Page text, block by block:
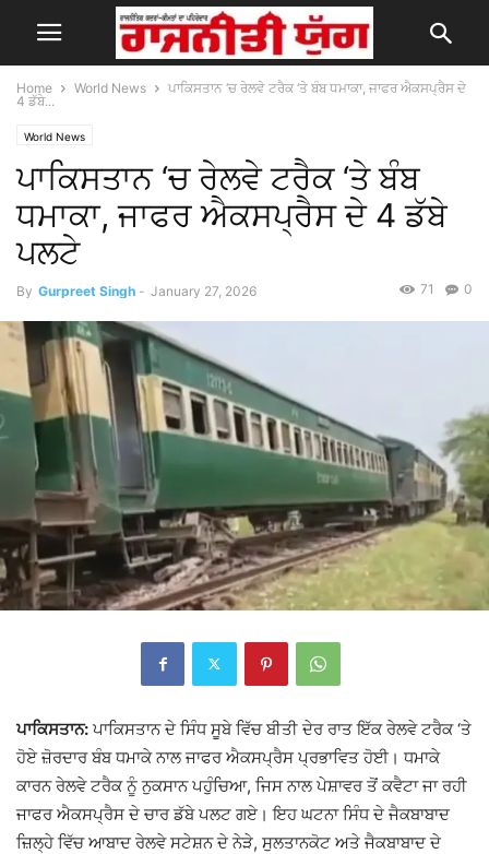
Home World News
ਪਾਕਿਸਤਾਨ ‘ਚ ਰੇਲਵੇ ਟਰੈਕ ‘ਤੇ ਬੰਬ ਧਮਾਕਾ, ਜਾਫਰ ਐਕਸਪ੍ਰੈਸ ਦੇ
4 ਡੱਬੇ...
World News
ਪਾਕਿਸਤਾਨ ‘ਚ ਰੇਲਵੇ ਟਰੈਕ ‘ਤੇ ਬੰਬ
ਧਮਾਕਾ, ਜਾਫਰ ਐਕਸਪ੍ਰੈਸ ਦੇ 4 ਡੱਬੇ
ਪਲਟੇ
By Gurpreet Singh - January 27, 2026 0
71
ਪਾਕਿਸਤਾਨ: ਪਾਕਿਸਤਾਨ ਦੇ ਸਿੰਧ ਸੂਬੇ ਵਿੱਚ ਬੀਤੀ ਦੇਰ ਰਾਤ ਇੱਕ ਰੇਲਵੇ ਟਰੈਕ ‘ਤੇ
ਹੋਏ ਜ਼ੋਰਦਾਰ ਬੰਬ ਧਮਾਕੇ ਨਾਲ ਜਾਫਰ ਐਕਸਪ੍ਰੈਸ ਪ੍ਰਭਾਵਿਤ ਹੋਈ। ਧਮਾਕੇ
ਕਾਰਨ ਰੇਲਵੇ ਟਰੈਕ ਨੂੰ ਨੁਕਸਾਨ ਪਹੁੰਚਿਆ, ਜਿਸ ਨਾਲ ਪੇਸ਼ਾਵਰ ਤੋਂ ਕਵੈਟਾ ਜਾ ਰਹੀ
ਜਾਫਰ ਐਕਸਪ੍ਰੈਸ ਦੇ ਚਾਰ ਡੱਬੇ ਪਲਟ ਗਏ। ਇਹ ਘਟਨਾ ਸਿੰਧ ਦੇ ਜੈਕਬਾਬਾਦ
ਜ਼ਿਲ੍ਹੇ ਵਿੱਚ ਆਬਾਦ ਰੇਲਵੇ ਸਟੇਸ਼ਨ ਦੇ ਨੇੜੇ, ਸੁਲਤਾਨਕੋਟ ਅਤੇ ਜੈਕਬਾਬਾਦ ਦੇ